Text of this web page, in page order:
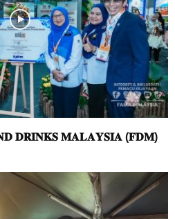
𝐃𝐑𝐈𝐍𝐊𝐒 𝐌𝐀𝐋𝐀𝐘𝐒𝐈𝐀 (𝐅𝐃𝐌)